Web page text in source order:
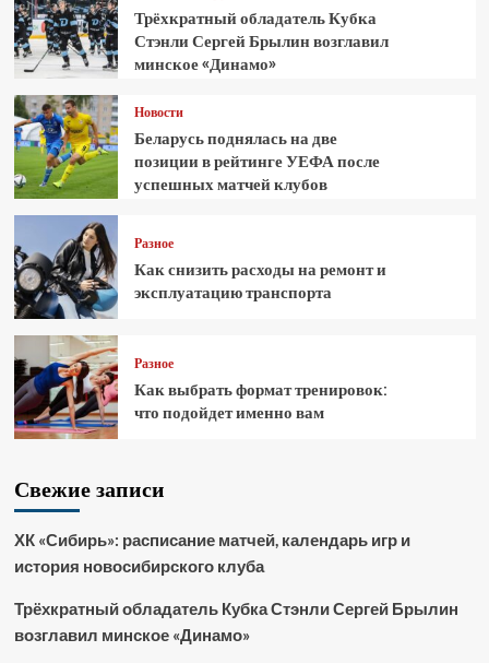
Трёхкратный обладатель Кубка
Стэнли Сергей Брылин возглавил
минское «Динамо»
Новости
Беларусь поднялась на две
позиции в рейтинге УЕФА после
успешных матчей клубов
Разное
Как снизить расходы на ремонт и
эксплуатацию транспорта
Разное
Как выбрать формат тренировок:
что подойдет именно вам
Свежие записи
ХК «Сибирь»: расписание матчей, календарь игр и
история новосибирского клуба
Трёхкратный обладатель Кубка Стэнли Сергей Брылин
возглавил минское «Динамо»